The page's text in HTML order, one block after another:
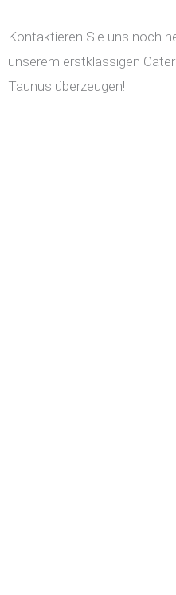
Kontaktieren Sie uns noch
unserem erstklassigen
Taunus überzeugen!